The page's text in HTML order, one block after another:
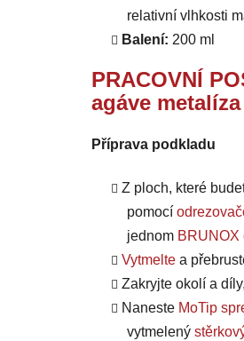
relativní vlhkosti
Balení: 200 ml
PRACOVNÍ
agáve metalíza
Příprava podkladu
Z ploch, které
pomocí
jednom BRUNOX
Vytmelte a
Zakryjte okolí a
Naneste MoTip
vytmelený